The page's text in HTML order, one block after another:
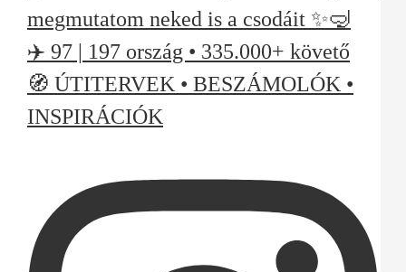
megmutatom neked is a csodáit ✨🤿
✈️ 97 | 197 ország • 335.000+ követő
🧭 ÚTITERVEK • BESZÁMOLÓK •
INSPIRÁCIÓK